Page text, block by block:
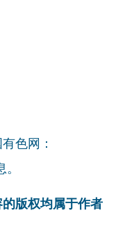
色网：
版权均属于作者